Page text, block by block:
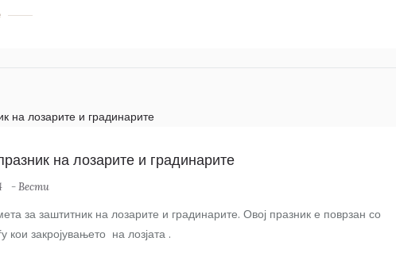
на лозарите и градинарите
-Вести
за заштитник на лозарите и градинарите. Овој празник е поврзан со
кои закројувањето на лозјата .